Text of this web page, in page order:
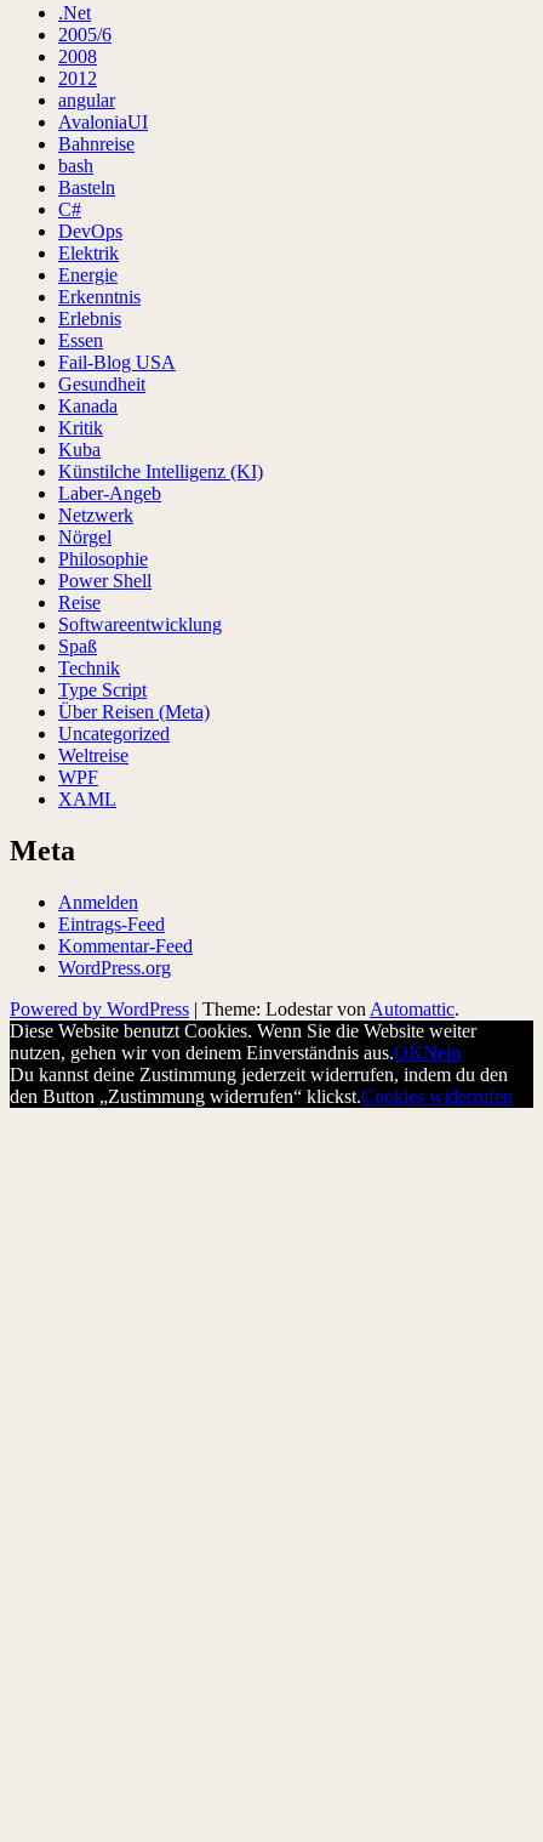
.Net
2005/6
2008
2012
angular
AvaloniaUI
Bahnreise
bash
Basteln
C#
DevOps
Elektrik
Energie
Erkenntnis
Erlebnis
Essen
Fail-Blog USA
Gesundheit
Kanada
Kritik
Kuba
Künstilche Intelligenz (KI)
Laber-Angeb
Netzwerk
Nörgel
Philosophie
Power Shell
Reise
Softwareentwicklung
Spaß
Technik
Type Script
Über Reisen (Meta)
Uncategorized
Weltreise
WPF
XAML
Meta
Anmelden
Eintrags-Feed
Kommentar-Feed
WordPress.org
Powered by WordPress | Theme: Lodestar von Automattic.
Diese Website benutzt Cookies. Wenn Sie die Website weiter
nutzen, gehen wir von deinem Einverständnis aus.OKNein
Du kannst deine Zustimmung jederzeit widerrufen, indem du den
den Button „Zustimmung widerrufen“ klickst.Cookies widerrufen